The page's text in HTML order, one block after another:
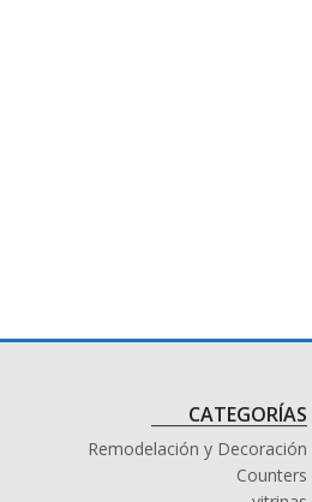
CATEGORÍAS
Remodelación y Decoración
Counters